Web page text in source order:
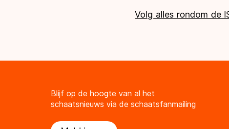
Volg alles rondom de
Blijf op de hoogte van al het
schaatsnieuws via de schaatsfanmailing